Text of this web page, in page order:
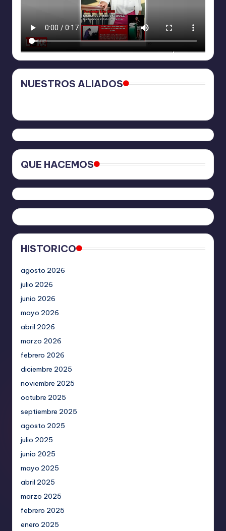
NUESTROS ALIADOS
QUE HACEMOS
HISTORICO
agosto 2026
julio 2026
junio 2026
mayo 2026
abril 2026
marzo 2026
febrero 2026
diciembre 2025
noviembre 2025
octubre 2025
septiembre 2025
agosto 2025
julio 2025
junio 2025
mayo 2025
abril 2025
marzo 2025
febrero 2025
enero 2025